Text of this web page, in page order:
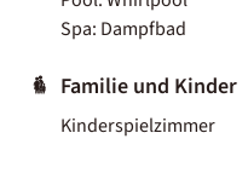
Spa: Dampfbad
Familie und Kinder
Kinderspielzimmer